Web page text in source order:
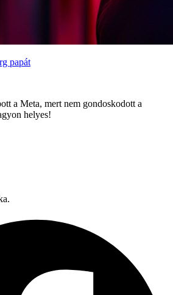
papát
a Meta, mert nem gondoskodott a
helyes!